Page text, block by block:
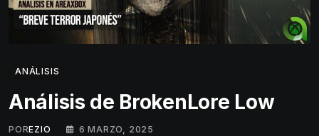
ANÁLISIS
Análisis de BrokenLore Low
POREZIO 6 MARZO, 2025